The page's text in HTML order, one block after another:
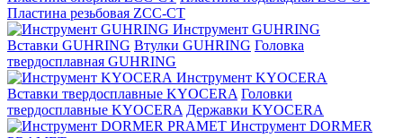
Пластина резьбовая ZCC-CT
Инструмент GUHRING
Вставки GUHRING Втулки GUHRING Головка
твердосплавная GUHRING
Инструмент KYOCERA
Вставки твердосплавные KYOCERA Головки
твердосплавные KYOCERA Державки KYOCERA
Инструмент DORMER